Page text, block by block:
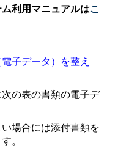
利用マニュアルはこ
子データ）を整え
の表の書類の電子デ
場合には添付書類を
。